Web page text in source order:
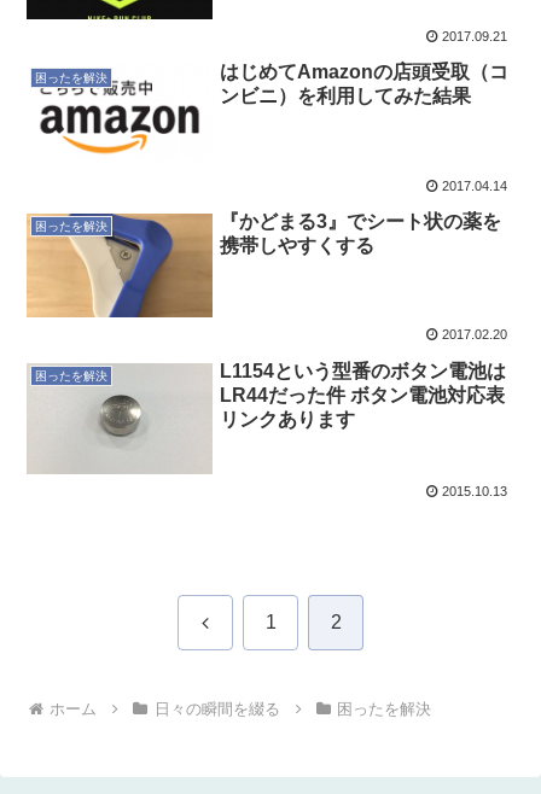
2017.09.21
困ったを解決
はじめてAmazonの店頭受取（コ
ンビニ）を利用してみた結果
2017.04.14
困ったを解決
『かどまる3』でシート状の薬を
携帯しやすくする
2017.02.20
困ったを解決
L1154という型番のボタン電池は
LR44だった件 ボタン電池対応表
リンクあります
2015.10.13
前 1 2
ホーム 日々の瞬間を綴る 困ったを解決